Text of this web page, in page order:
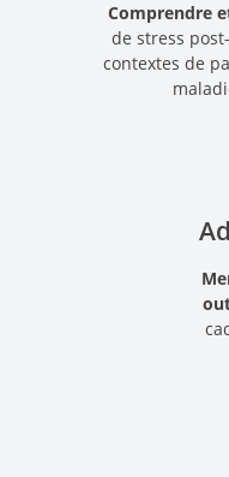
Comprendre
de stress
contextes de